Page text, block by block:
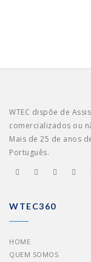
WTEC dispõe de
comercializados ou
Mais de 25 de anos
Português.
WTEC360
HOME
QUEM SOMOS